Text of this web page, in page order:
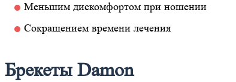
Меньшим дискомфортом при ношении
Сокращением времени лечения
Брекеты Damon